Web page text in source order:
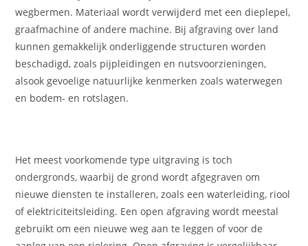
wegbermen. Materiaal wordt verwijderd met een dieplepel,
graafmachine of andere machine. Bij afgraving over land
kunnen gemakkelijk onderliggende structuren worden
beschadigd, zoals pijpleidingen en nutsvoorzieningen,
alsook gevoelige natuurlijke kenmerken zoals waterwegen
en bodem- en rotslagen.
Het meest voorkomende type uitgraving is toch
ondergronds, waarbij de grond wordt afgegraven om
nieuwe diensten te installeren, zoals een waterleiding, riool
of elektriciteitsleiding. Een open afgraving wordt meestal
gebruikt om een nieuwe weg aan te leggen of voor de